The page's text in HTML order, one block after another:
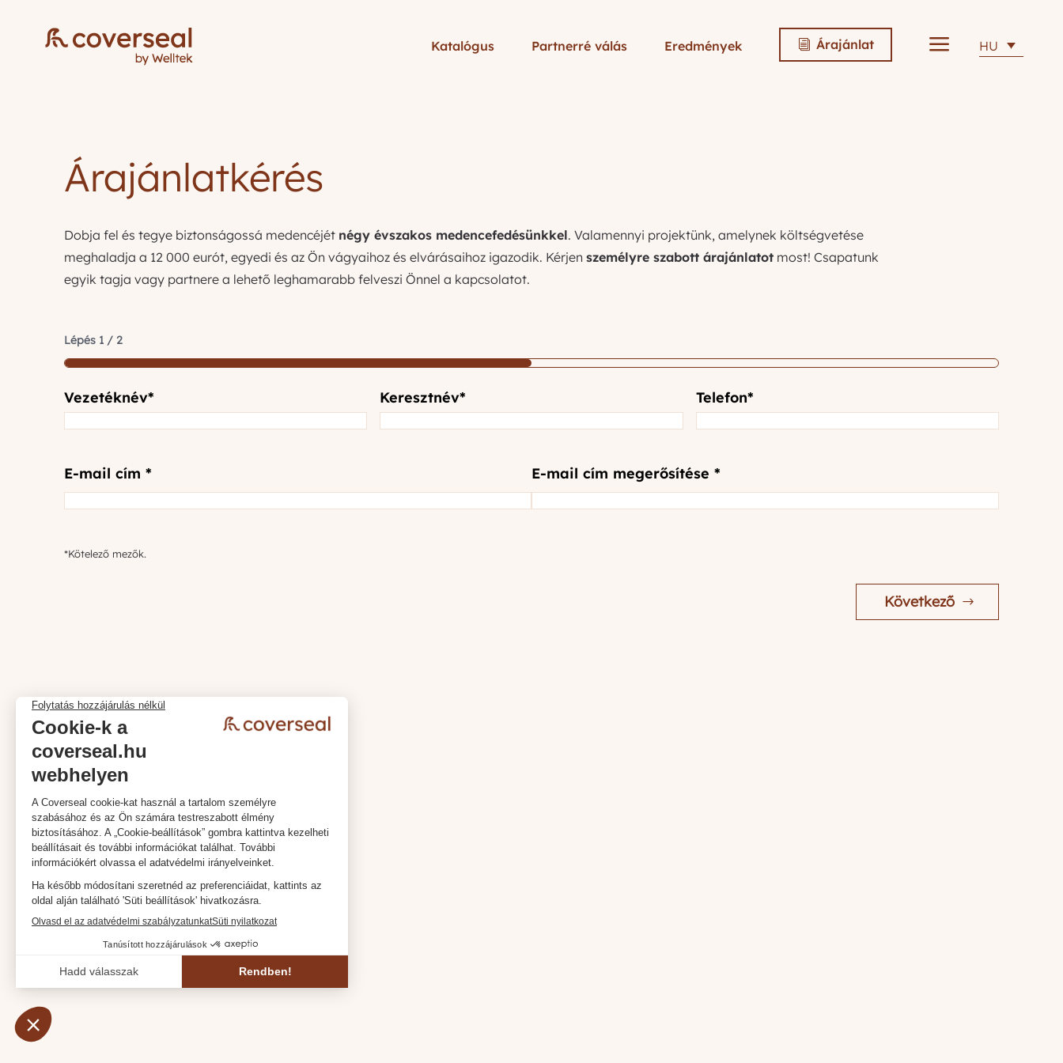
Katalógus Partnerré válás Eredmények i Árajánlat a HU
Árajánlatkérés
Dobja fel és tegye biztonságossá medencéjét négy évszakos medencefedésünkkel. Valamennyi projektünk, amelynek költségvetése
meghaladja a 12 000 eurót, egyedi és az Ön vágyaihoz és elvárásaihoz igazodik. Kérjen személyre szabott árajánlatotmost! Csapatunk
egyik tagja vagy partnere a lehető leghamarabb felveszi Önnel a kapcsolatot.
Lépés 1/ 2
50%
Vezetéknév* Keresztnév* Telefon*
E-
mail*
E-mail cím * E-mail cím megerősítése *
*Kötelező mezők.
Következő